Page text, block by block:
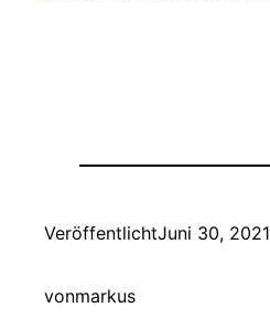
VeröffentlichtJuni 30, 2021
vonmarkus